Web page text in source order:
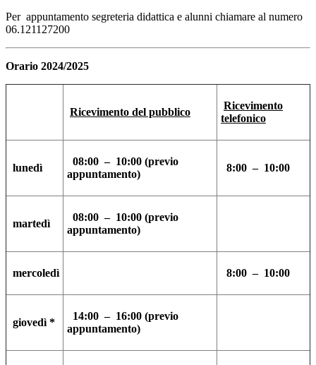
Per appuntamento segreteria didattica e alunni chiamare al numero
06.121127200
Orario 2024/2025
Ricevimento del pubblico
Ricevimento
telefonico
lunedì
08:00 – 10:00 (previo
appuntamento)
8:00 – 10:00
martedì
08:00 – 10:00 (previo
appuntamento)
mercoledì 8:00 – 10:00
giovedì *
14:00 – 16:00 (previo
appuntamento)